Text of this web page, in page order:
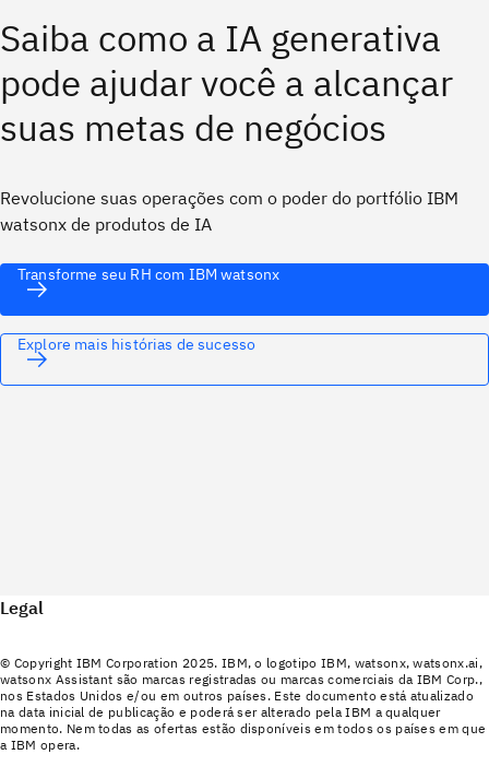
Saiba como a IA generativa
pode ajudar você a alcançar
suas metas de negócios
Revolucione suas operações com o poder do portfólio IBM
watsonx de produtos de IA
Transforme seu RH com IBM watsonx
Explore mais histórias de sucesso
Legal
© Copyright IBM Corporation 2025. IBM, o logotipo IBM, watsonx, watsonx.ai,
watsonx Assistant são marcas registradas ou marcas comerciais da IBM Corp.,
nos Estados Unidos e/ou em outros países. Este documento está atualizado
na data inicial de publicação e poderá ser alterado pela IBM a qualquer
momento. Nem todas as ofertas estão disponíveis em todos os países em que
a IBM opera.